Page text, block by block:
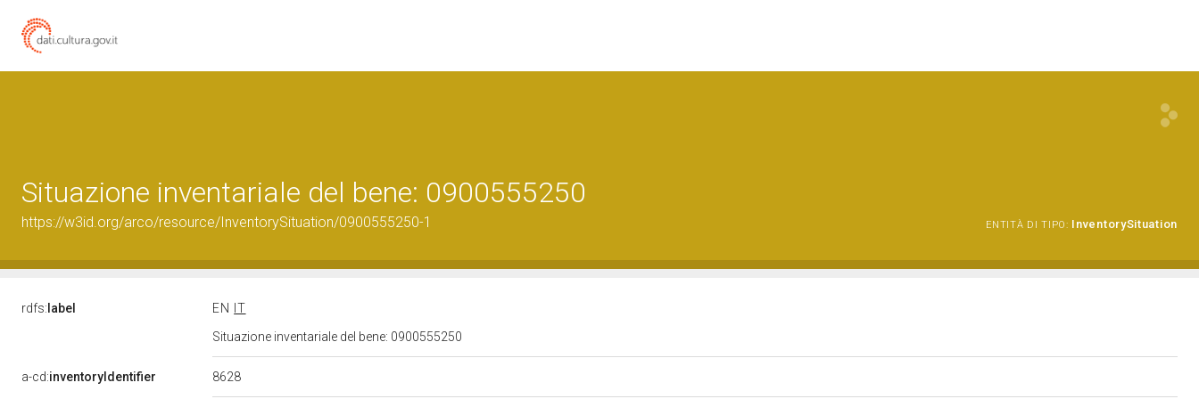
Situazione inventariale del bene: 0900555250
https://w3id.org/arco/resource/InventorySituation/0900555250-1 ENTITÀ DI TIPO: InventorySituation
rdfs: label EN
IT
Situazione inventariale del bene: 0900555250
a-cd:inventoryIdentifier 8628